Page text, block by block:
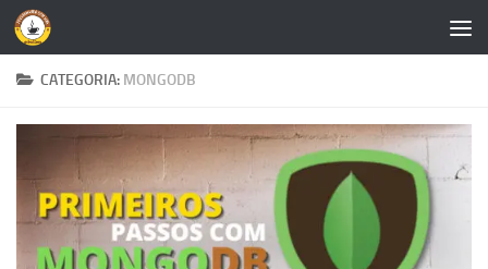
Skip to content
CATEGORIA: MONGODB